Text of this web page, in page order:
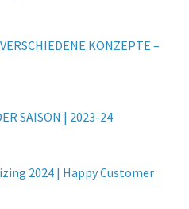
KONZEPTE –
SAISON | 2023-24
2024 | Happy Customer